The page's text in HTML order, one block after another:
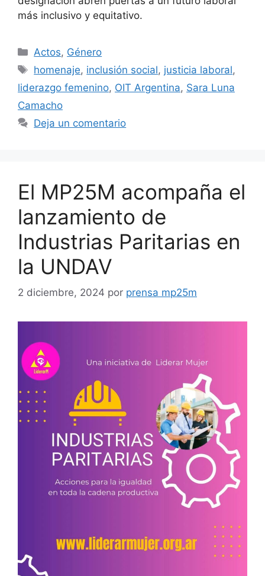
más inclusivo y equitativo.
Actos, Género
homenaje, inclusión social, justicia laboral,
liderazgo femenino, OIT Argentina, Sara Luna
Camacho
Deja un comentario
El MP25M acompaña el
lanzamiento de
Industrias Paritarias en
la UNDAV
2 diciembre, 2024 por prensa mp25m